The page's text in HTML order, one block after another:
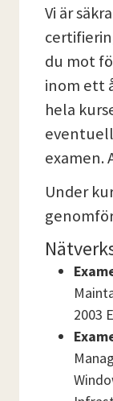
Vi är
du mot
inom ett
hela
examen.
Under
2003